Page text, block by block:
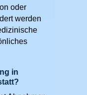
oder
werden
in